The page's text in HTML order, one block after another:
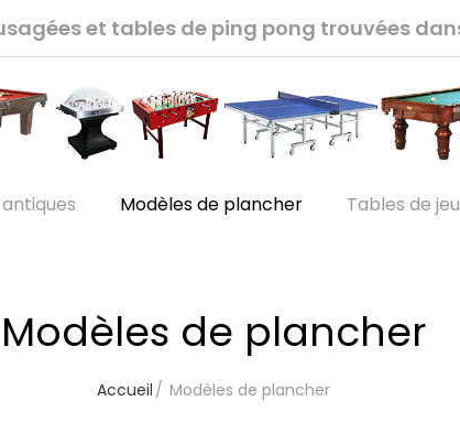
et tables de ping pong trouvées
Modèles de plancher Tables de
Modèles de plancher
Accueil Modèles de plancher